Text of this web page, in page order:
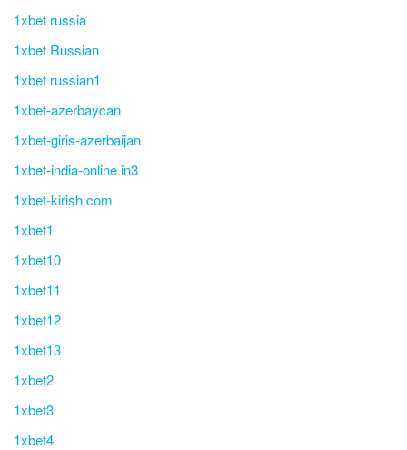
1xbet russia
1xbet Russian
1xbet russian1
1xbet-azerbaycan
1xbet-giris-azerbaijan
1xbet-india-online.in3
1xbet-kirish.com
1xbet1
1xbet10
1xbet11
1xbet12
1xbet13
1xbet2
1xbet3
1xbet4